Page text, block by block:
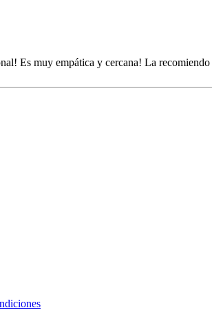
Es muy empática y cercana! La recomiendo